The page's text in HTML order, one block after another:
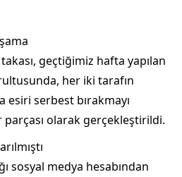
geçtiğimiz hafta yapılan
her iki tarafın
esiri serbest bırakmayı
olarak gerçekleştirildi.
sosyal medya hesabından